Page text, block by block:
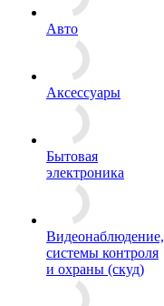
Авто
Аксессуары
Бытовая
электроника
Видеонаблюдение,
системы контроля
и охраны (скуд)